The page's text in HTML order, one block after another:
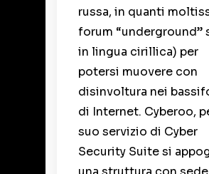
russa, in quanti
forum “underground”
in lingua cirillica) per
potersi muovere con
disinvoltura nei
di Internet. Cyberoo,
suo servizio di Cyber
Security Suitesi